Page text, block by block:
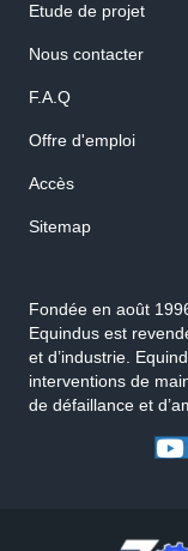
Etude de projet
Nous contacter
F.A.Q
Offre d'emploi
Accès
Sitemap
Fondée en août
Equindus est
et d’industrie.
interventions de
de défaillance et